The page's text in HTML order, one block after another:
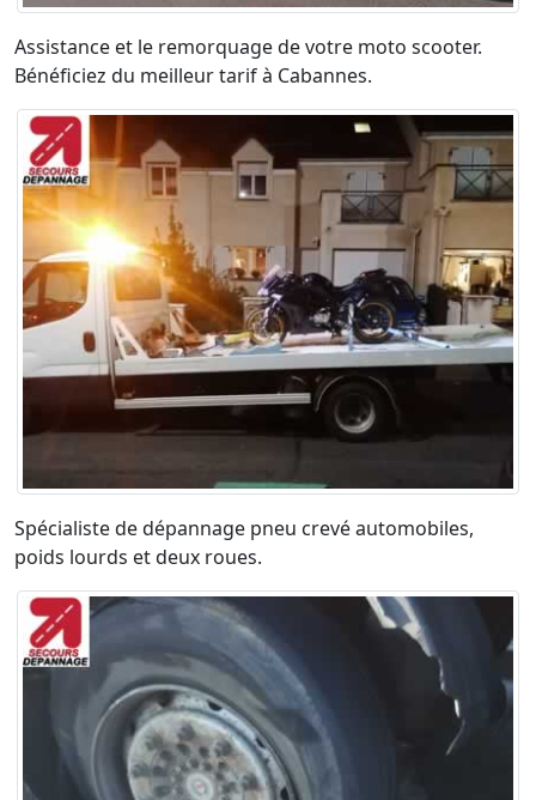
Assistance et le remorquage de votre moto scooter.
Bénéficiez du meilleur tarif à Cabannes.
Spécialiste de dépannage pneu crevé automobiles,
poids lourds et deux roues.